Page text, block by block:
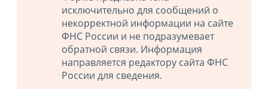
исключительно для сообщений о
некорректной информации на сайте
ФНС России и не подразумевает
обратной связи. Информация
направляется редактору сайта ФНС
России для сведения.